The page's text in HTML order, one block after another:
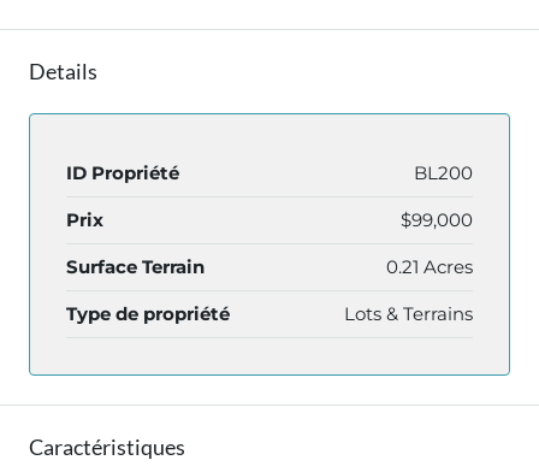
Details
ID Propriété BL200
Prix $99,000
Surface Terrain 0.21 Acres
Type de propriété Lots & Terrains
Caractéristiques